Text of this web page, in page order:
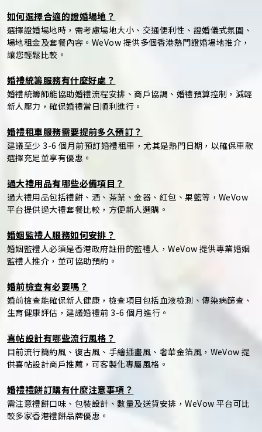
如何選擇合適的證婚場地？
選擇證婚場地時，需考慮場地大小、交通便利性、證婚儀式氛圍、
場地租金及套餐內容。WeVow 提供多個香港熱門證婚場地推介，
讓您輕鬆比較。
婚禮統籌服務有什麼好處？
婚禮統籌師能協助婚禮流程安排、商戶協調、婚禮預算控制，減輕
新人壓力，確保婚禮當日順利進行。
婚禮租車服務需要提前多久預訂？
建議至少 3-6 個月前預訂婚禮租車，尤其是熱門日期，以確保車款
選擇充足並享有優惠。
過大禮用品有哪些必備項目？
過大禮用品包括禮餅、酒、茶葉、金器、紅包、果籃等，WeVow
平台提供過大禮套餐比較，方便新人選購。
婚姻監禮人服務如何安排？
婚姻監禮人必須是香港政府註冊的監禮人，WeVow 提供專業婚姻
監禮人推介，並可協助預約。
婚前檢查有必要嗎？
婚前檢查能確保新人健康，檢查項目包括血液檢測、傳染病篩查、
生育健康評估，建議婚禮前 3-6 個月進行。
喜帖設計有哪些流行風格？
目前流行簡約風、復古風、手繪插畫風、奢華金箔風，WeVow 提
供喜帖設計商戶推薦，可客製化專屬風格。
婚禮禮餅訂購有什麼注意事項？
需注意禮餅口味、包裝設計、數量及送貨安排，WeVow 平台可比
較多家香港禮餅品牌優惠。